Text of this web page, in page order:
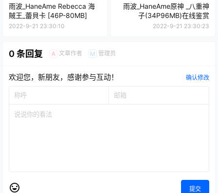
雨波_HaneAme Rebecca 海
賊王_蕾貝卡 [46P-80MB]
2022-9-21 23:30:10
雨波_HaneAme原神 _八重神
子(34P96MB)在线鉴赏
2022-9-21 23:30:23
0 条回复 A 文章作者 M 管理员
欢迎您，新朋友，感谢参与互动！ 确认修改
提交